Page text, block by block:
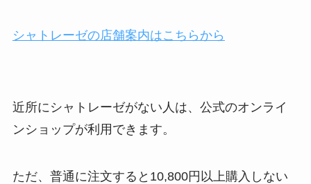
シャトレーゼの店舗案内はこちらから
近所にシャトレーゼがない人は、公式のオンライ
ンショップが利用できます。
ただ、普通に注文すると10,800円以上購入しない